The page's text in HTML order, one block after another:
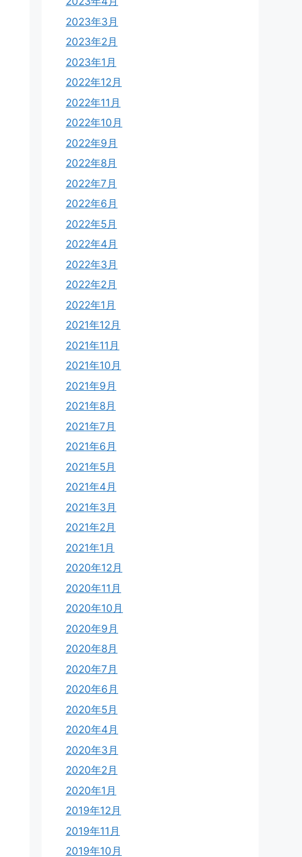
2023年3月
2023年2月
2023年1月
2022年12月
2022年11月
2022年10月
2022年9月
2022年8月
2022年7月
2022年6月
2022年5月
2022年4月
2022年3月
2022年2月
2022年1月
2021年12月
2021年11月
2021年10月
2021年9月
2021年8月
2021年7月
2021年6月
2021年5月
2021年4月
2021年3月
2021年2月
2021年1月
2020年12月
2020年11月
2020年10月
2020年9月
2020年8月
2020年7月
2020年6月
2020年5月
2020年4月
2020年3月
2020年2月
2020年1月
2019年12月
2019年11月
2019年10月